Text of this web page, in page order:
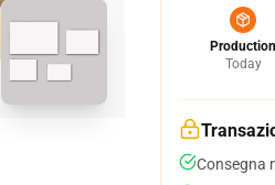
Production
Today
Consegna